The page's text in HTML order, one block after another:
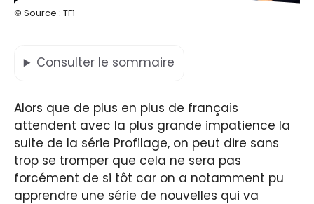
© Source : TF1
Consulter le sommaire
Alors que de plus en plus de français
attendent avec la plus grande impatience la
suite de la série Profilage, on peut dire sans
trop se tromper que cela ne sera pas
forcément de si tôt car on a notamment pu
apprendre une série de nouvelles qui va